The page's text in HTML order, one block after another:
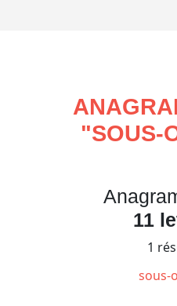
"SOUS-
11
1
sous-